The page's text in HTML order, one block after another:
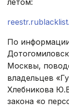
летом:
По
Москвы,
владельцев
Хлебникова
закона «о